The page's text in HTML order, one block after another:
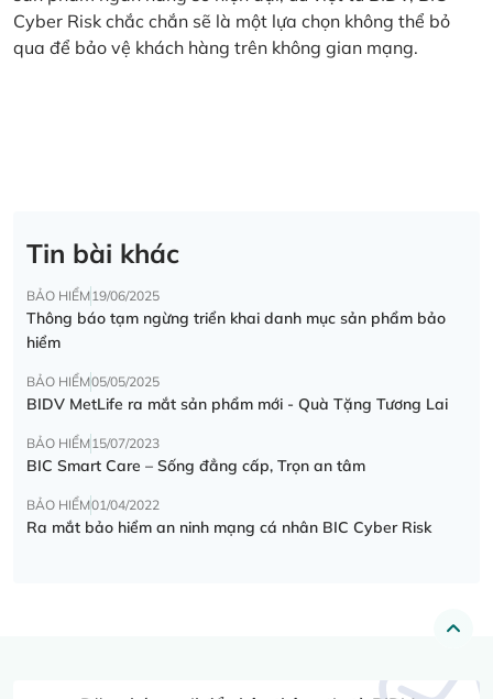
Cyber Risk chắc chắn sẽ là một lựa chọn không thể bỏ
qua để bảo vệ khách hàng trên không gian mạng.
Tin bài khác
BẢO HIỂM19/06/2025
Thông báo tạm ngừng triển khai danh mục sản phẩm bảo
hiểm
BẢO HIỂM05/05/2025
BIDV MetLife ra mắt sản phẩm mới - Quà Tặng Tương Lai
BẢO HIỂM15/07/2023
BIC Smart Care – Sống đẳng cấp, Trọn an tâm
BẢO HIỂM01/04/2022
Ra mắt bảo hiểm an ninh mạng cá nhân BIC Cyber Risk